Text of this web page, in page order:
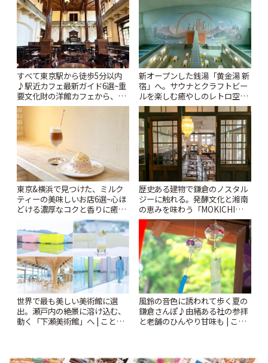
すべて東京駅から徒歩5分以内
♪駅近カフェ最新ガイド6選~重
要文化財の洋館カフェから、改
札すぐのレトロ喫茶まで~ | こと
りっぷ
新オープンした銭湯「黄金湯 新
宿」へ。サウナとクラフトビー
ルを楽しむ癒やしのレトロ空間
| ことりっぷ
東京&横浜で見つけた、ミルク
ティーの美味しいお店6選~心ほ
どける濃厚なコクと香りに癒や
されるティータイム~ | ことりっ
ぷ
歴史ある建物で鎌倉のノスタル
ジーに触れる。発酵文化と湘南
の恵みを味わう「MOKICHI
KAMAKURA」 | ことりっぷ
世界で最も美しい美術館に選
出。瀬戸内の絶景に溶け込む、
動く「下瀬美術館」へ | ことり
風鈴の音色に誘われて歩く夏の
鎌倉さんぽ♪由緒ある社の参拝
と老舗のひんやり甘味も | こと